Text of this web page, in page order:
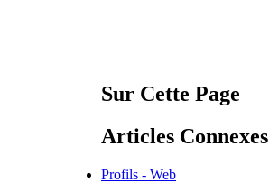
Sur Cette Page
Articles Connexes
Profils - Web